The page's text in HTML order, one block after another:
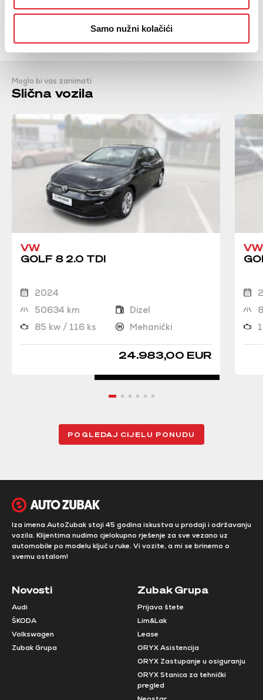
Samo nužni kolačići
BESPLATNI TELEFON
Moglo bi vas zanimati
Slična vozila
VW
GOLF 8 2.0 TDI
2024
50634 km
Dizel
85 kw / 116 ks
Mehanički
24.983,00 EUR
VW
POGLEDAJ CIJELU PONUDU
Iza imena AutoZubak stoji 45 godina iskustva u prodaji i održavanju
vozila. Klijentima nudimo cjelokupno rješenje za sve vezano uz
automobile po modelu ključ u ruke. Vi vozite, a mi se brinemo o
svemu ostalom!
Novosti
Audi
ŠKODA
Volkswagen
Zubak Grupa
Zubak Grupa
Prijava štete
Lim&Lak
Lease
ORYX Asistencija
ORYX Zastupanje u osiguranju
ORYX Stanica za tehnički
pregled